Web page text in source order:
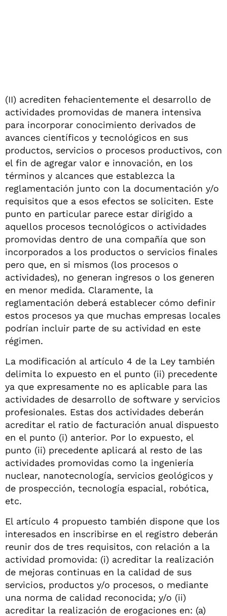
(II) acrediten fehacientemente el desarrollo de
actividades promovidas de manera intensiva
para incorporar conocimiento derivados de
avances científicos y tecnológicos en sus
productos, servicios o procesos productivos, con
el fin de agregar valor e innovación, en los
términos y alcances que establezca la
reglamentación junto con la documentación y/o
requisitos que a esos efectos se soliciten. Este
punto en particular parece estar dirigido a
aquellos procesos tecnológicos o actividades
promovidas dentro de una compañía que son
incorporados a los productos o servicios finales
pero que, en si mismos (los procesos o
actividades), no generan ingresos o los generen
en menor medida. Claramente, la
reglamentación deberá establecer cómo definir
estos procesos ya que muchas empresas locales
podrían incluir parte de su actividad en este
régimen.
La modificación al artículo 4 de la Ley también
delimita lo expuesto en el punto (ii) precedente
ya que expresamente no es aplicable para las
actividades de desarrollo de software y servicios
profesionales. Estas dos actividades deberán
acreditar el ratio de facturación anual dispuesto
en el punto (i) anterior. Por lo expuesto, el
punto (ii) precedente aplicará al resto de las
actividades promovidas como la ingeniería
nuclear, nanotecnología, servicios geológicos y
de prospección, tecnología espacial, robótica,
etc.
El artículo 4 propuesto también dispone que los
interesados en inscribirse en el registro deberán
reunir dos de tres requisitos, con relación a la
actividad promovida: (i) acreditar la realización
de mejoras continuas en la calidad de sus
servicios, productos y/o procesos, o mediante
una norma de calidad reconocida; y/o (ii)
acreditar la realización de erogaciones en: (a)